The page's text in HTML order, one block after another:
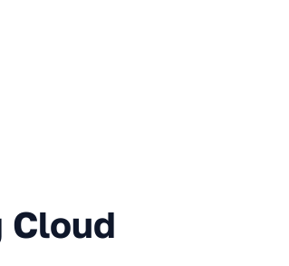
примере Spring
Cloud